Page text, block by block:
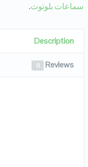
سماعات بلوتوث.
Description
Reviews
0